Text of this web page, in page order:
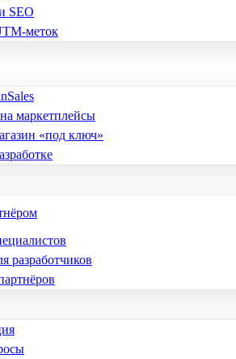
SEO
меток
маркетплейсы
«под ключ»
разработчиков